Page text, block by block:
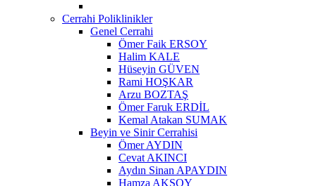
Cerrahi Poliklinikler
Genel Cerrahi
Ömer Faik ERSOY
Halim KALE
Hüseyin GÜVEN
Rami HOŞKAR
Arzu BOZTAŞ
Ömer Faruk ERDİL
Kemal Atakan SUMAK
Beyin ve Sinir Cerrahisi
Ömer AYDIN
Cevat AKINCI
Aydın Sinan APAYDIN
Hamza AKSOY